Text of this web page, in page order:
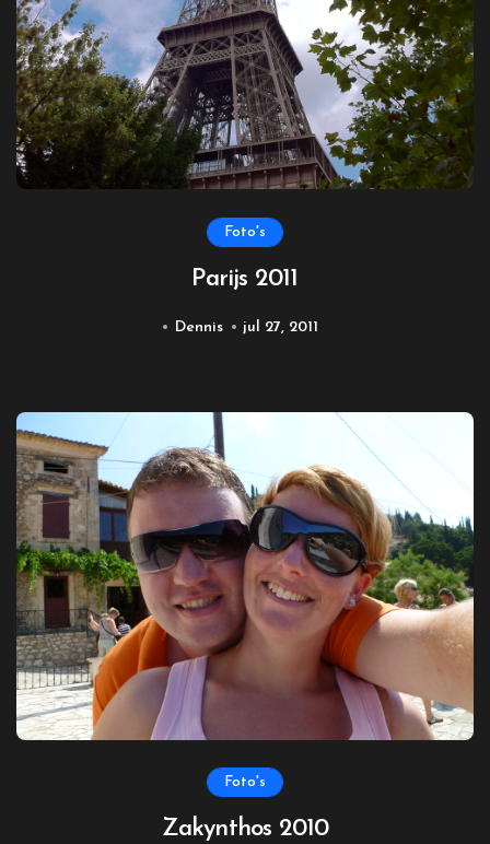
Foto's
Parijs 2011
Dennis jul 27, 2011
Foto's
Zakynthos 2010